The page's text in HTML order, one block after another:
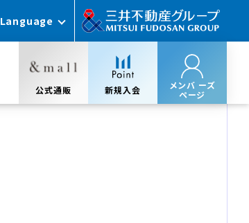
Language
公式通販 新規入会
メンバ ーズ
ページ